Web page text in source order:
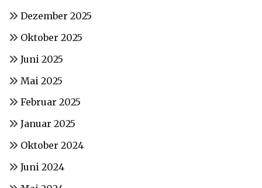
Dezember 2025
Oktober 2025
Juni 2025
Mai 2025
Februar 2025
Januar 2025
Oktober 2024
Juni 2024